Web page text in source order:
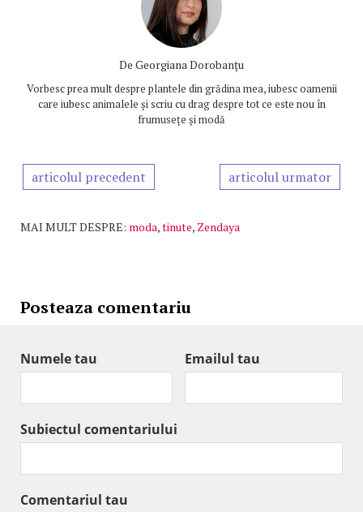
De Georgiana Dorobanțu
Vorbesc prea mult despre plantele din grădina mea, iubesc oamenii
care iubesc animalele și scriu cu drag despre tot ce este nou în
frumusețe și modă
articolul precedent articolul urmator
MAI MULT DESPRE: moda,tinute, Zendaya
Posteaza comentariu
Numele tau Emailul tau
Subiectul comentariului
Comentariul tau